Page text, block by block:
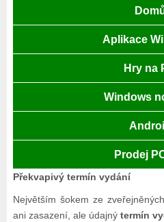
Aplikace
Hry na
Windows
Prodej
Překvapivý termín vydání
Největším šokem ze
ani zasazení, ale údajnýtermín